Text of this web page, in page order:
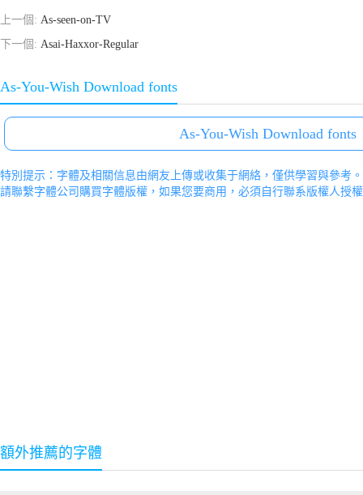
上一個: As-seen-on-TV
下一個: Asai-Haxxor-Regular
As-You-Wish Download fonts
As-You-Wish Download fonts
特別提示：字體及相關信息由網友上傳或收集于網絡，僅供學習與參考
請聯繫字體公司購買字體版權，如果您要商用，必須自行聯系版權人授
額外推薦的字體